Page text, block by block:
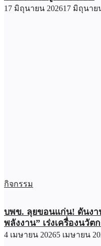
17 มิถุนายน 202617 มิถุนาย
กิจกรรม
บพข. ลุยขอนแก่น! ดันงา
พลังงาน” เร่งเครื่องนวัต
4 เมษายน 20265 เมษายน